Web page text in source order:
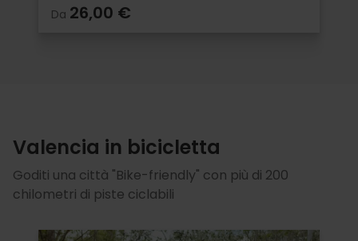
Da 26,00 €
Valencia in bicicletta
Goditi una città "Bike-friendly" con più di 200
chilometri di piste ciclabili